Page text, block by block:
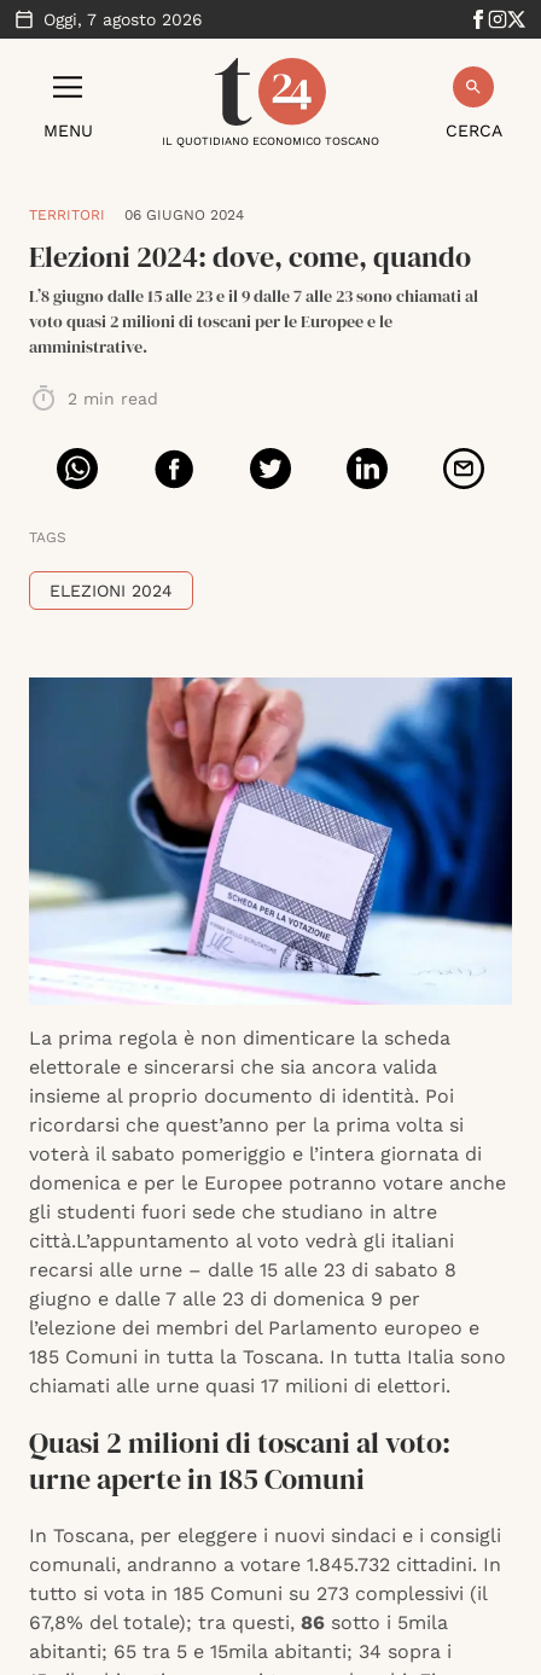
Oggi, 7 agosto 2026
MENU CERCA
IL QUOTIDIANO ECONOMICO TOSCANO
TERRITORI 06 GIUGNO 2024
Elezioni 2024: dove, come, quando
L’8 giugno dalle 15 alle 23 e il 9 dalle 7 alle 23 sono chiamati al
voto quasi 2 milioni di toscani per le Europee e le
amministrative.
2 min read
TAGS
ELEZIONI 2024
La prima regola è non dimenticare la scheda
elettorale e sincerarsi che sia ancora valida
insieme al proprio documento di identità. Poi
ricordarsi che quest’anno per la prima volta si
voterà il sabato pomeriggio e l’intera giornata di
domenica e per le Europee potranno votare anche
gli studenti fuori sede che studiano in altre
città.L’appuntamento al voto vedrà gli italiani
recarsi alle urne – dalle 15 alle 23 di sabato 8
giugno e dalle 7 alle 23 di domenica 9 per
l’elezione dei membri del Parlamento europeo e
185 Comuni in tutta la Toscana. In tutta Italia sono
chiamati alle urne quasi 17 milioni di elettori.
Quasi 2 milioni di toscani al voto:
urne aperte in 185 Comuni
In Toscana, per eleggere i nuovi sindaci e i consigli
comunali, andranno a votare 1.845.732 cittadini. In
tutto si vota in 185 Comuni su 273 complessivi (il
67,8% del totale); tra questi, 86 sotto i 5mila
abitanti; 65 tra 5 e 15mila abitanti; 34 sopra i